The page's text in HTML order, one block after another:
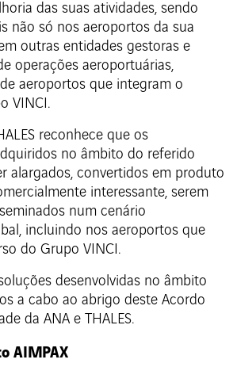
das suas atividades, sendo
não só nos aeroportos da sua
outras entidades gestoras e
operações aeroportuárias,
aeroportos que integram o
VINCI.
reconhece que os
no âmbito do referido
alargados, convertidos em produto
interessante, serem
num cenário
incluindo nos aeroportos que
do Grupo VINCI.
desenvolvidas no âmbito
a cabo ao abrigo deste Acordo
da ANA e THALES.
AIMPAX